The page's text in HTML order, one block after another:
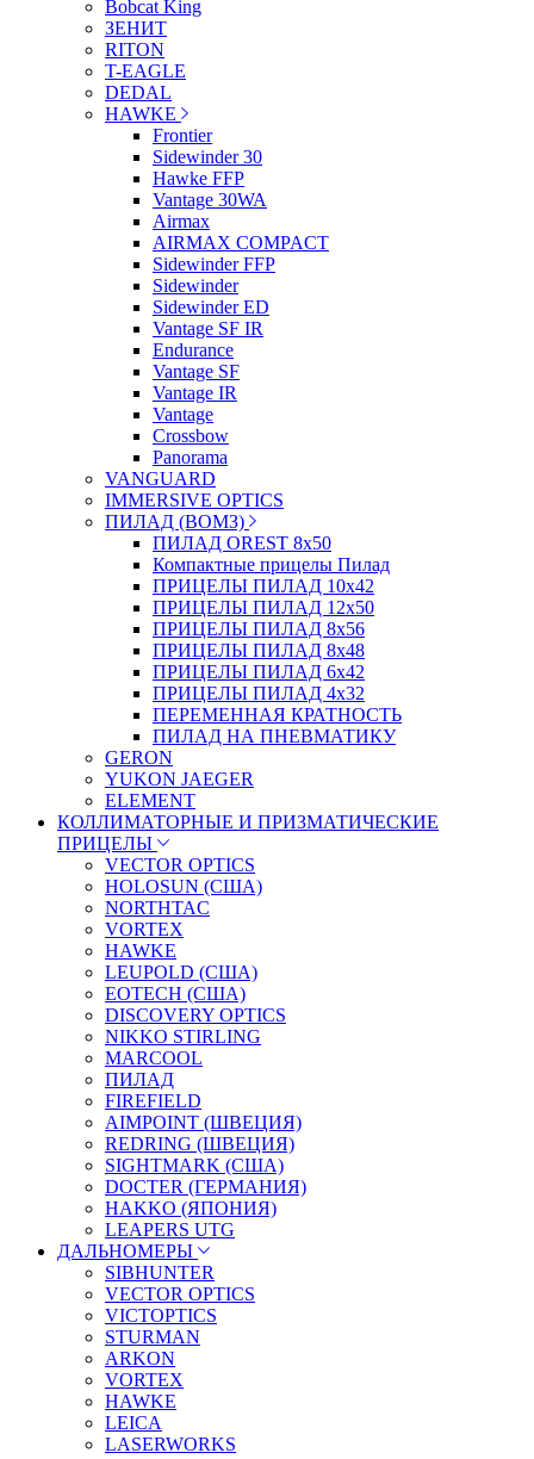
Bobcat King
ЗЕНИТ
RITON
T-EAGLE
DEDAL
HAWKE
Frontier
Sidewinder 30
Hawke FFP
Vantage 30WA
Airmax
AIRMAX COMPACT
Sidewinder FFP
Sidewinder
Sidewinder ED
Vantage SF IR
Endurance
Vantage SF
Vantage IR
Vantage
Crossbow
Panorama
VANGUARD
IMMERSIVE OPTICS
ПИЛАД (ВОМЗ)
ПИЛАД OREST 8х50
Компактные прицелы Пилад
ПРИЦЕЛЫ ПИЛАД 10х42
ПРИЦЕЛЫ ПИЛАД 12х50
ПРИЦЕЛЫ ПИЛАД 8х56
ПРИЦЕЛЫ ПИЛАД 8х48
ПРИЦЕЛЫ ПИЛАД 6х42
ПРИЦЕЛЫ ПИЛАД 4х32
ПЕРЕМЕННАЯ КРАТНОСТЬ
ПИЛАД НА ПНЕВМАТИКУ
GERON
YUKON JAEGER
ELEMENT
КОЛЛИМАТОРНЫЕ И ПРИЗМАТИЧЕСКИЕ
ПРИЦЕЛЫ
VECTOR OPTICS
HOLOSUN (США)
NORTHTAC
VORTEX
HAWKE
LEUPOLD (США)
EOTECH (США)
DISCOVERY OPTICS
NIKKO STIRLING
MARCOOL
ПИЛАД
FIREFIELD
AIMPOINT (ШВЕЦИЯ)
REDRING (ШВЕЦИЯ)
SIGHTMARK (США)
DOCTER (ГЕРМАНИЯ)
HAKKO (ЯПОНИЯ)
LEAPERS UTG
ДАЛЬНОМЕРЫ
SIBHUNTER
VECTOR OPTICS
VICTOPTICS
STURMAN
ARKON
VORTEX
HAWKE
LEICA
LASERWORKS